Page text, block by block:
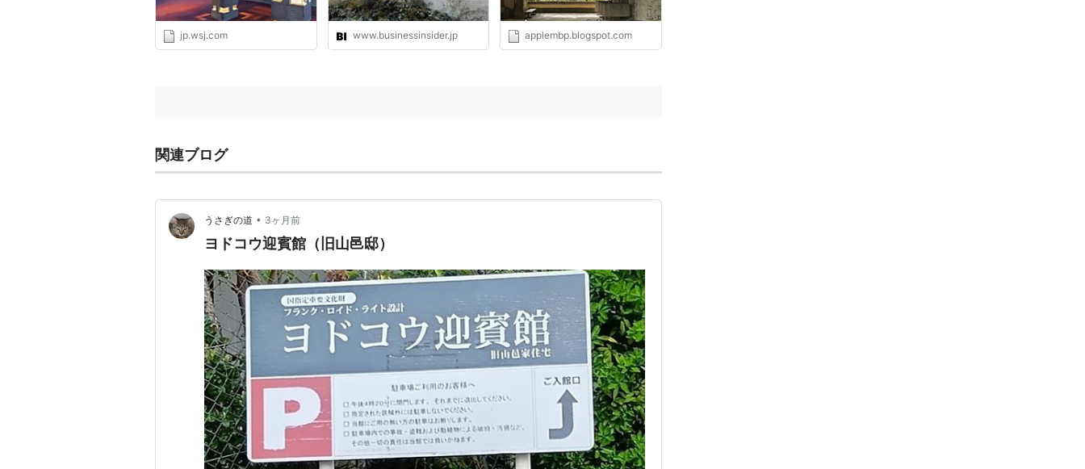
1921年 バーンズドール邸
1939年 カウフマン邸（落水荘）
1939年 ジョンソンワックス本社
帝国ホテル中央玄関（博物館明治村）…愛知県犬山市
山邑邸（ヨドコウ迎賓館）…兵庫県芦屋市
テクトニック・カルチャー―19-20世紀建築の構法の詩学
作者:ケネス・フランプトン,松畑強,山本想太郎
出版社/メーカー:
TOTO出版
発売日:2002/01
クリック: 80回
この商品を含むブログ (7件) を見る
[rakuten:book:11029319:detail]
jp.wsj.com www.businessinsider.jp applembp.blogspot.com
関連ブログ
うさぎの道 • 3ヶ月前
ヨドコウ迎賓館（旧山邑邸）